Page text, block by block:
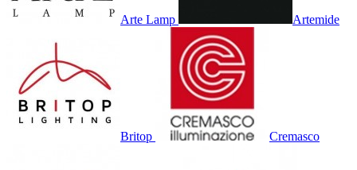
Arte Lamp Artemide
Britop Cremasco